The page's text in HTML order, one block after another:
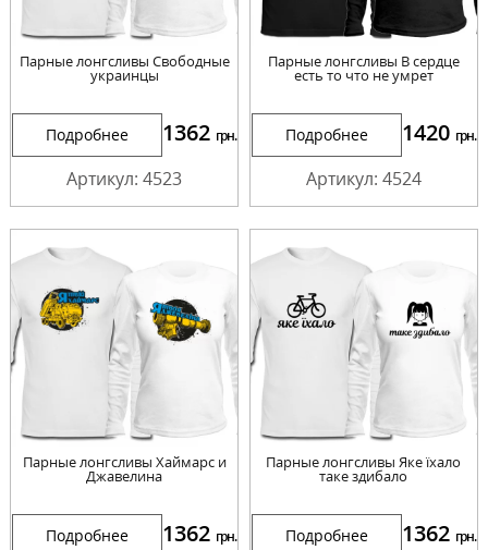
Парные лонгсливы Свободные
украинцы
Подробнее 1362 грн.
Артикул: 4523
Парные лонгсливы В сердце
есть то что не умрет
Подробнее 1420 грн.
Артикул: 4524
Парные лонгсливы Хаймарс и
Джавелина
Подробнее 1362 грн.
Парные лонгсливы Яке їхало
таке здибало
Подробнее 1362 грн.